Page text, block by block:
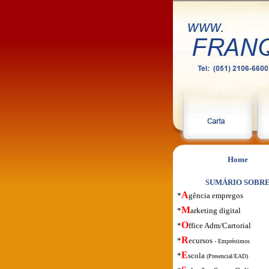
Home
SUMÁRIO
*Agência empregos
*Marketing digital
*Office Adm/Cartorial
*Recursos - Empréstimos
*Escola (Presencial/EAD)